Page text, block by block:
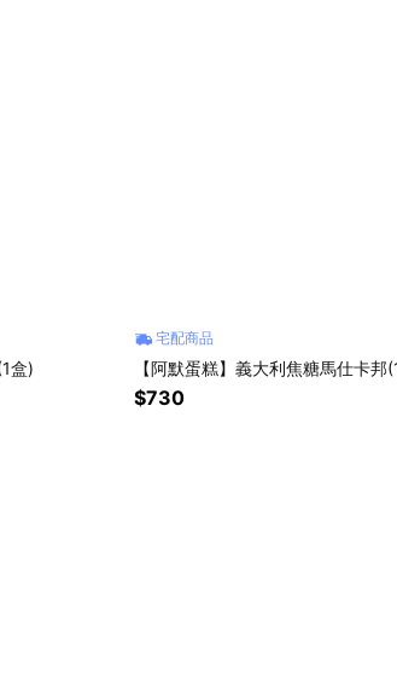
盒)
宅配商品
【阿默蛋糕】義大利焦糖馬仕卡邦
$730